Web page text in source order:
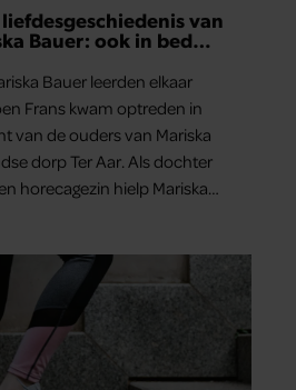
van
Bauer: ook in bed
Bauer leerden elkaar
Frans kwam optreden in
van de ouders van Mariska
dorp Ter Aar. Als dochter
horecagezin hielp Mariska